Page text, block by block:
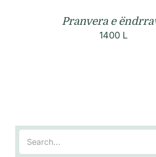
Pranvera e
1400 L